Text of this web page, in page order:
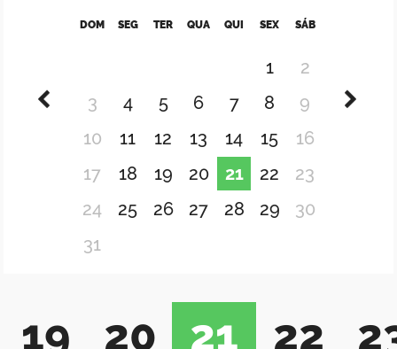
DOM SEG TER QUA QUI SEX SÁB
1
2
3
4 5 6 7 8
9
10
11 12 13 14 15
16
17
18 19 20 21 22
23
24
25 26 27 28 29
30
31
19 20 21 22